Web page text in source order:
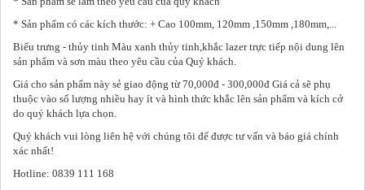
* Sản phẩm có các kích thước: + Cao 100mm, 120mm ,150mm ,180mm,...
Biểu trưng - thủy tinh Màu xanh thủy tinh,khắc lazer trực tiếp nội dung lên
sản phẩm và sơn màu theo yêu cầu của Quý khách.
Giá cho sản phẩm này sẻ giao động từ 70,000đ - 300,000đ Giá cả sẽ phụ
thuộc vào số lượng nhiều hay ít và hình thức khắc lên sản phẩm và kích cở
do quý khách lựa chọn.
Quý khách vui lòng liên hệ với chúng tôi để được tư vấn và báo giá chính
xác nhất!
Hotline: 0839 111 168